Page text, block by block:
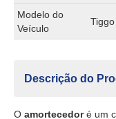
Modelo do
Veículo
Tiggo
Descrição do
O amortecedoré um